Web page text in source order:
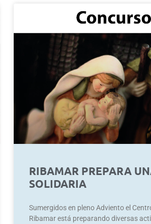
RIBAMAR PREPARA
SOLIDARIA
Sumergidos en pleno Adviento el
Ribamar está preparando diversas